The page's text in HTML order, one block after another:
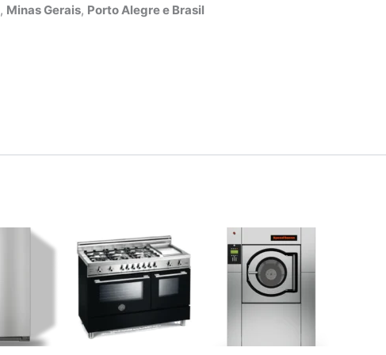
, Minas Gerais, Porto Alegre e Brasil